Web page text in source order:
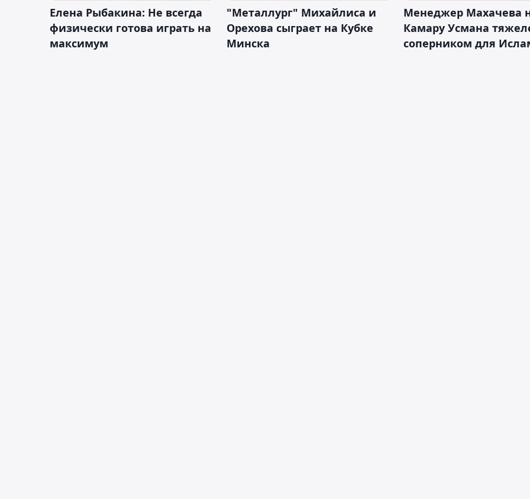
Елена Рыбакина: Не всегда
физически готова играть на
максимум
"Металлург" Михайлиса и
Орехова сыграет на Кубке
Минска
Менеджер Махачева
Камару Усмана
соперником для